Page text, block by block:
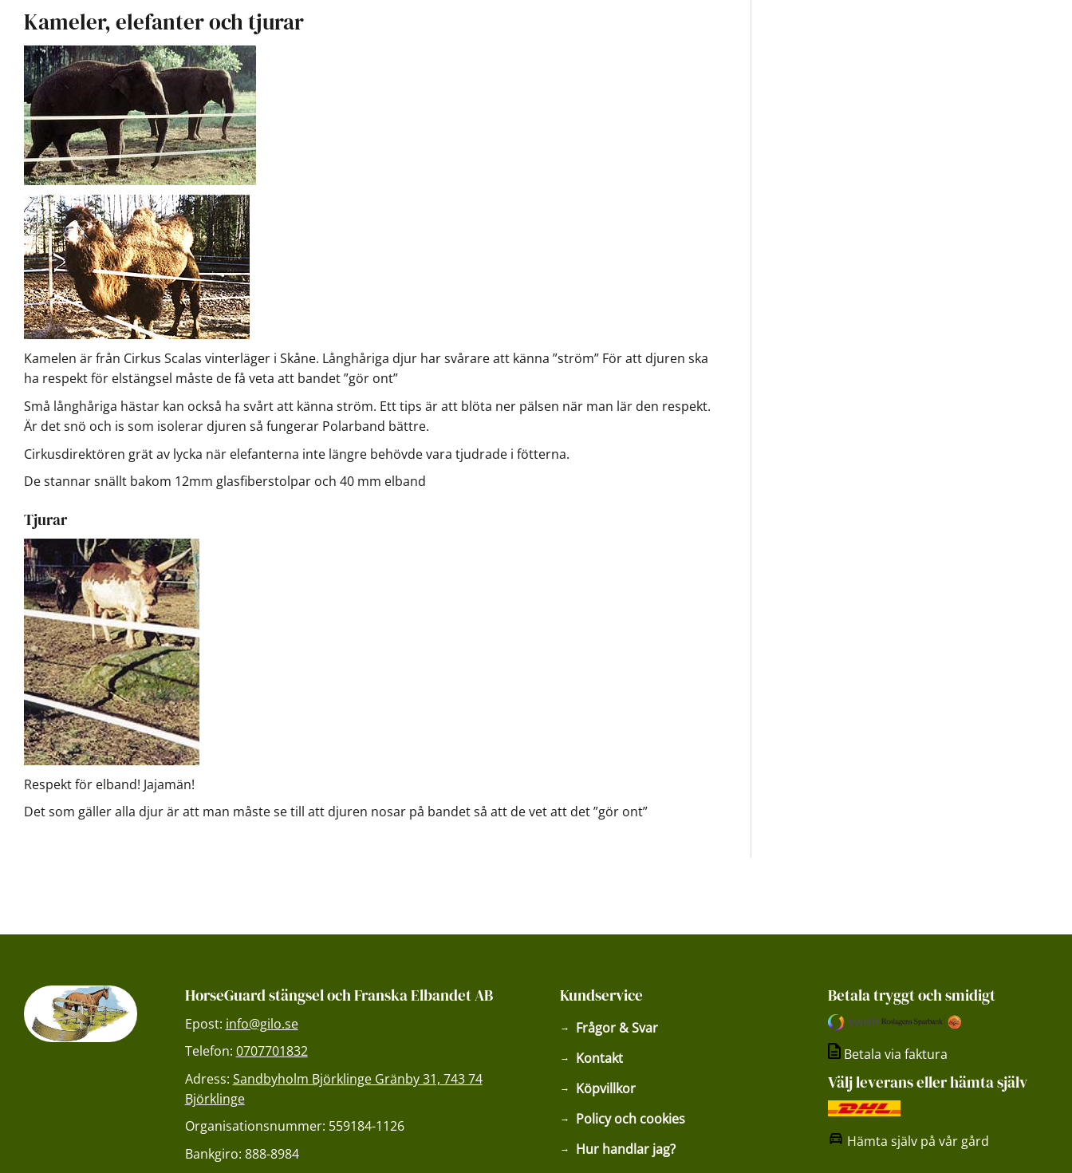
Kameler, elefanter och tjurar
Kamelen är från Cirkus Scalas vinterläger i Skåne. Långhåriga djur har svårare att känna ”ström” För att djuren ska
ha respekt för elstängsel måste de få veta att bandet ”gör ont”
Små långhåriga hästar kan också ha svårt att känna ström. Ett tips är att blöta ner pälsen när man lär den respekt.
Är det snö och is som isolerar djuren så fungerar Polarband bättre.
Cirkusdirektören grät av lycka när elefanterna inte längre behövde vara tjudrade i fötterna.
De stannar snällt bakom 12mm glasfiberstolpar och 40 mm elband
Tjurar
Respekt för elband! Jajamän!
Det som gäller alla djur är att man måste se till att djuren nosar på bandet så att de vet att det ”gör ont”
HorseGuard stängsel och Franska Elbandet AB
Epost: info@gilo.se
Telefon: 0707701832
Adress: Sandbyholm Björklinge Gränby 31, 743 74
Björklinge
Organisationsnummer: 559184-1126
Bankgiro: 888-8984
Kundservice
Frågor & Svar
Kontakt
Köpvillkor
Policy och cookies
Hur handlar jag?
Betala tryggt och smidigt
Betala via faktura
Välj leverans eller hämta själv
Hämta själv på vår gård